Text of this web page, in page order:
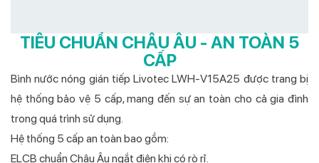
TIÊU CHUẨN CHÂU ÂU - AN TOÀN 5
CẤP
Bình nước nóng gián tiếp Livotec LWH-V15A25 được trang bị
hệ thống bảo vệ 5 cấp, mang đến sự an toàn cho cả gia đình
trong quá trình sử dụng.
Hệ thống 5 cấp an toàn bao gồm:
ELCB chuẩn Châu Âu ngắt điện khi có rò rỉ.